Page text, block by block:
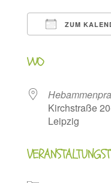
ZUM
WO
Kirchstraße
Leipzig